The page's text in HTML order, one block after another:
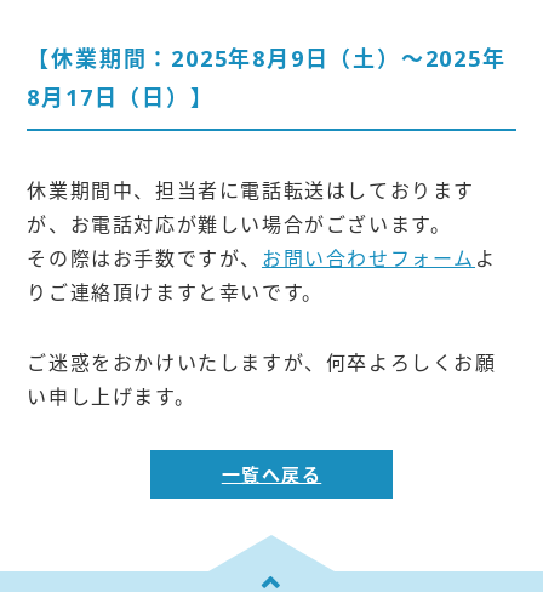
【休業期間：2025年8月9日（土）～2025年
8月17日（日）】
休業期間中、担当者に電話転送はしております
が、お電話対応が難しい場合がございます。
その際はお手数ですが、 お問い合わせフォーム よ
りご連絡頂けますと幸いです。
ご迷惑をおかけいたしますが、何卒よろしくお願
い申し上げます。
一覧へ戻る